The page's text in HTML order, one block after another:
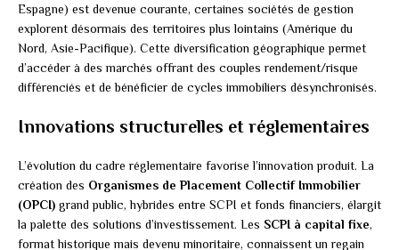
Espagne) est devenue courante, certaines sociétés de gestion
explorent désormais des territoires plus lointains (Amérique du
Nord, Asie-Pacifique). Cette diversification géographique permet
d’accéder à des marchés offrant des couples rendement/risque
différenciés et de bénéficier de cycles immobiliers désynchronisés.
Innovations structurelles et réglementaires
L’évolution du cadre réglementaire favorise l’innovation produit. La
création des Organismes de Placement Collectif Immobilier
(OPCI) grand public, hybrides entre SCPI et fonds financiers, élargit
la palette des solutions d’investissement. Les SCPI à capital fixe,
format historique mais devenu minoritaire, connaissent un regain